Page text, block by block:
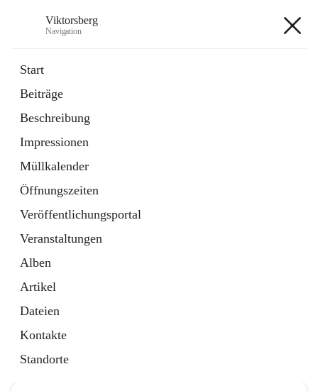
Viktorsberg
Navigation
Start
Beiträge
Beschreibung
Impressionen
Müllkalender
Öffnungszeiten
Veröffentlichungsportal
Veranstaltungen
Alben
Artikel
Dateien
Kontakte
Standorte
1 Schnellzugriff
Bürgerservice
10 Schnellzugriffe